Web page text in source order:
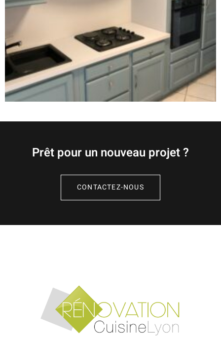
Prêt pour un nouveau projet ?
CONTACTEZ-NOUS